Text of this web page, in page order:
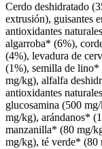
Cerdo deshidratado
extrusión), guisantes
antioxidantes
algarroba* (6%),
(4%), levadura de
(1%), semilla de lino*
mg/kg), alfalfa
antioxidantes
glucosamina (500
mg/kg), arándanos*
manzanilla* (80 mg/
mg/kg), té verde*